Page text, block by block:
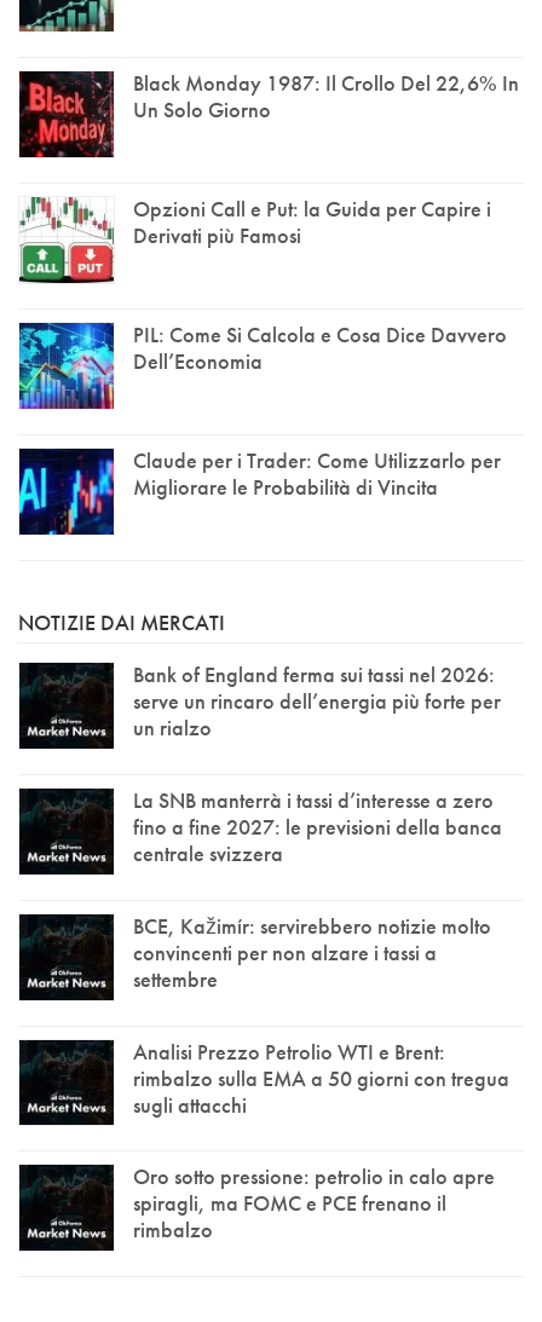
Black Monday 1987: Il Crollo Del 22,6% In
Un Solo Giorno
Opzioni Call e Put: la Guida per Capire i
Derivati più Famosi
PIL: Come Si Calcola e Cosa Dice Davvero
Dell’Economia
Claude per i Trader: Come Utilizzarlo per
Migliorare le Probabilità di Vincita
NOTIZIE DAI MERCATI
Bank of England ferma sui tassi nel 2026:
serve un rincaro dell’energia più forte per
un rialzo
La SNB manterrà i tassi d’interesse a zero
fino a fine 2027: le previsioni della banca
centrale svizzera
BCE, Kažimír: servirebbero notizie molto
convincenti per non alzare i tassi a
settembre
Analisi Prezzo Petrolio WTI e Brent:
rimbalzo sulla EMA a 50 giorni con tregua
sugli attacchi
Oro sotto pressione: petrolio in calo apre
spiragli, ma FOMC e PCE frenano il
rimbalzo